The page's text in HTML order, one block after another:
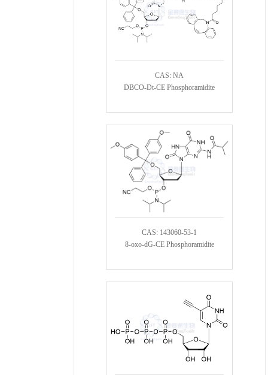
CAS: NA
DBCO-Dt-CE Phosphoramidite
CAS: 143060-53-1
8-oxo-dG-CE Phosphoramidite